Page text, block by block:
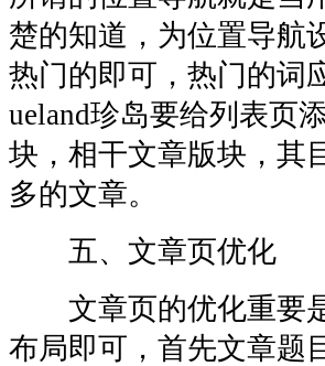
楚的知道，为位置导航
热门的即可，热门的词
ueland珍岛要给列表页
块，相干文章版块，其
多的文章。
五、文章页优化
文章页的优化重要是
布局即可，首先文章题